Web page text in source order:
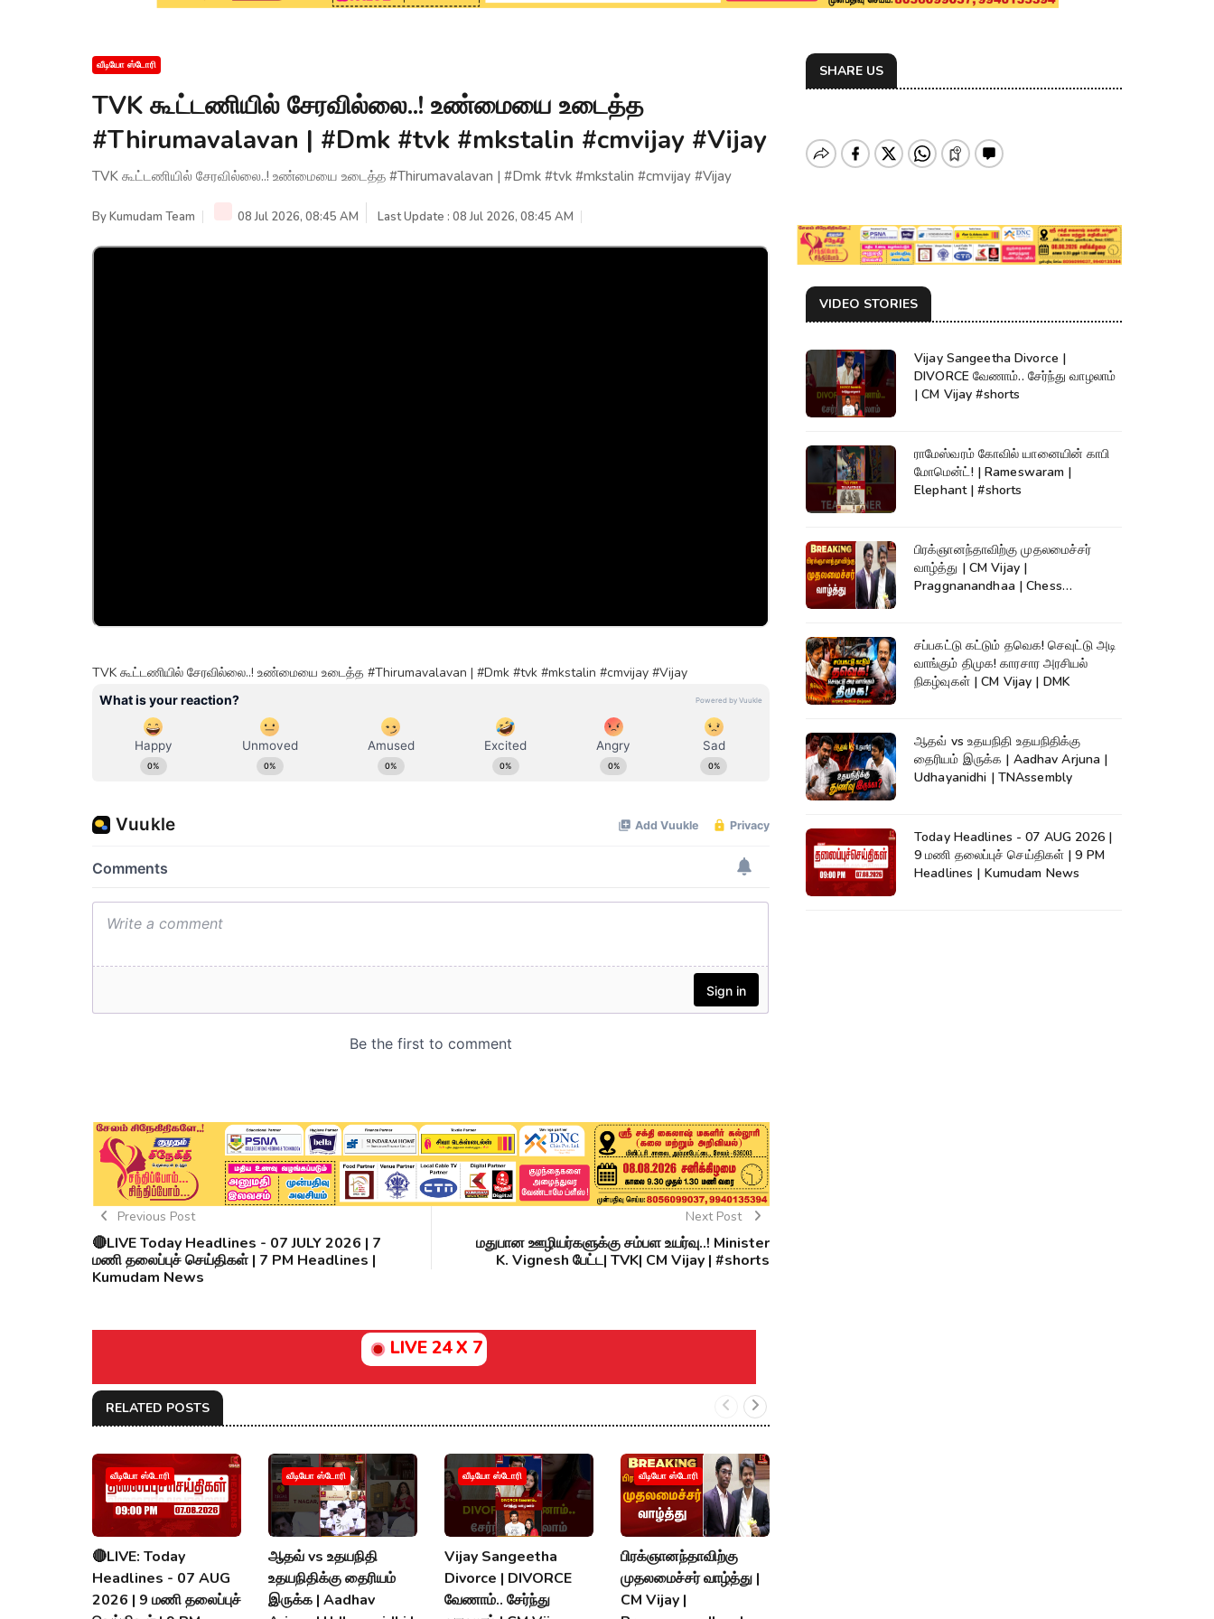
வீடியோ ஸ்டோரி
TVK கூட்டணியில் சேரவில்லை..! உண்மையை உடைத்த
#Thirumavalavan | #Dmk #tvk #mkstalin #cmvijay #Vijay
TVK கூட்டணியில் சேரவில்லை..! உண்மையை உடைத்த #Thirumavalavan | #Dmk #tvk #mkstalin #cmvijay #Vijay
ByKumudam Team 08 Jul 2026, 08:45 AM Last Update : 08 Jul 2026, 08:45 AM
TVK கூட்டணியில் சேரவில்லை..! உண்மையை உடைத்த #Thirumavalavan | #Dmk #tvk #mkstalin #cmvijay #Vijay
Previous Post
🔴LIVE Today Headlines - 07 JULY 2026 | 7
மணி தலைப்புச் செய்திகள் | 7 PM Headlines |
Kumudam News
Next Post
மதுபான ஊழியர்களுக்கு சம்பள உயர்வு..! Minister
K. Vignesh பேட்ட| TVK| CM Vijay | #shorts
LIVE 24 X 7
RELATED POSTS
வீடியோ ஸ்டோரி
🔴LIVE: Today
Headlines - 07 AUG
2026 | 9 மணி தலைப்புச்
வீடியோ ஸ்டோரி
ஆதவ் vs உதயநிதி
உதயநிதிக்கு தைரியம்
இருக்க | Aadhav
வீடியோ ஸ்டோரி
Vijay Sangeetha
Divorce | DIVORCE
வேணாம்.. சேர்ந்து
வீடியோ ஸ்டோரி
பிரக்ஞானந்தாவிற்கு
முதலமைச்சர் வாழ்த்து |
CM Vijay |
SHARE US
VIDEO STORIES
Vijay Sangeetha Divorce |
DIVORCE வேணாம்.. சேர்ந்து வாழலாம்
| CM Vijay #shorts
ராமேஸ்வரம் கோவில் யானையின் காபி
மோமென்ட்! | Rameswaram |
Elephant | #shorts
பிரக்ஞானந்தாவிற்கு முதலமைச்சர்
வாழ்த்து | CM Vijay |
Praggnanandhaa | Chess
சப்பகட்டு கட்டும் தவெக! செவுட்டு அடி
வாங்கும் திமுக! காரசார அரசியல்
நிகழ்வுகள் | CM Vijay | DMK
ஆதவ் vs உதயநிதி உதயநிதிக்கு
தைரியம் இருக்க | Aadhav Arjuna |
Udhayanidhi | TNAssembly
Today Headlines - 07 AUG 2026 |
9 மணி தலைப்புச் செய்திகள் | 9 PM
Headlines | Kumudam News